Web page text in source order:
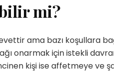
mi?
ama bazı koşullara
onarmak için istekli
kişi ise affetmeye ve